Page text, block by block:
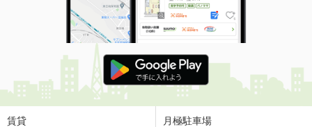
賃貸 月極駐車場